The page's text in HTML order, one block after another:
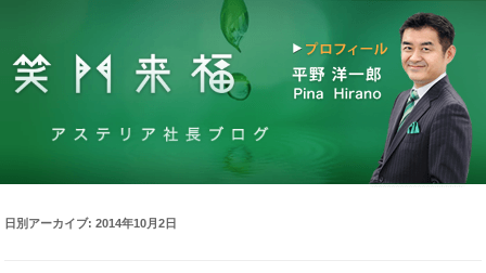
日別アーカイブ:2014年10月2日